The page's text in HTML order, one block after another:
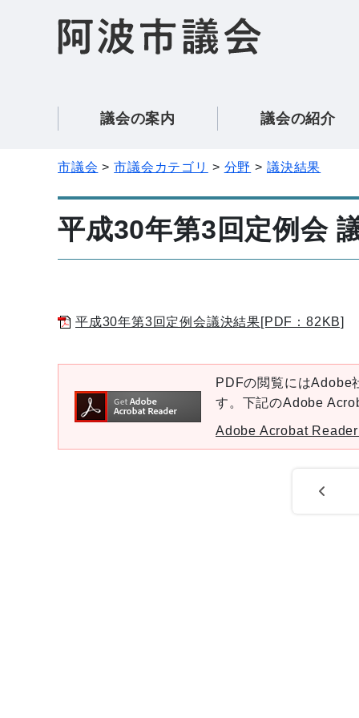
議会の案内 議会の紹介
市議会 市議会カテゴリ 分野 議決結果
平成30年第3回定例会
平成30年第3回定例会議決結果[PDF：82KB]
PDFの閲覧にはAdobe
す。下記のAdobe
Adobe Acrobat